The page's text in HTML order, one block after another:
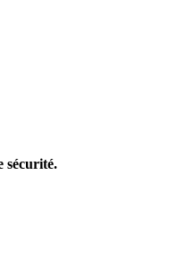
sécurité.